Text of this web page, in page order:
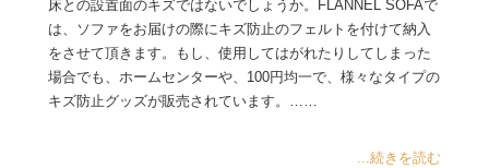
床との設置面のキズではないでしょうか。FLANNEL SOFAで
は、ソファをお届けの際にキズ防止のフェルトを付けて納入
をさせて頂きます。もし、使用してはがれたりしてしまった
場合でも、ホームセンターや、100円均一で、様々なタイプの
キズ防止グッズが販売されています。……
...続きを読む